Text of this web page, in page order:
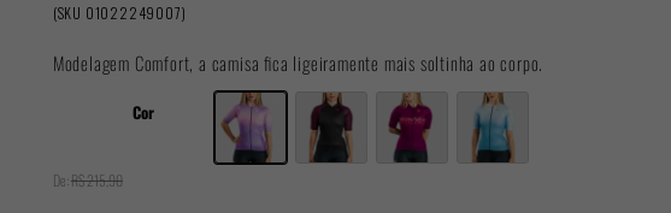
(SKU 01022249007)
Modelagem Comfort, a camisa fica ligeiramente mais soltinha ao corpo.
Cor
De:R$ 215,90